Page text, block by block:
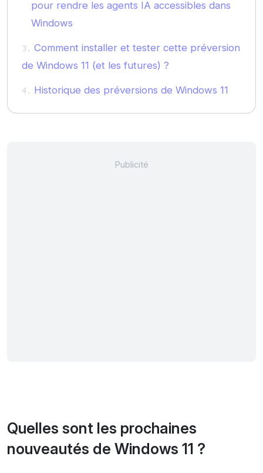
pour rendre les agents IA accessibles dans
Windows
Comment installer et tester cette préversion
de Windows 11 (et les futures) ?
Historique des préversions de Windows 11
Quelles sont les prochaines
nouveautés de Windows 11 ?